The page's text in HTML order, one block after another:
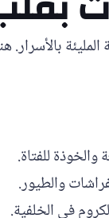
المليئة
للفتاة.
والطيور.
في الخلفية.